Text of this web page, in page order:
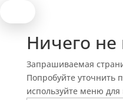
Ничего
Запрашиваемая
Попробуйте уточнить
используйте меню